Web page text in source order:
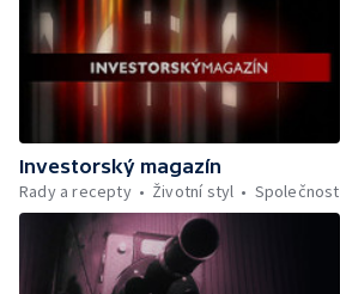
Investorský magazín
Rady a recepty
Životní styl Společnost